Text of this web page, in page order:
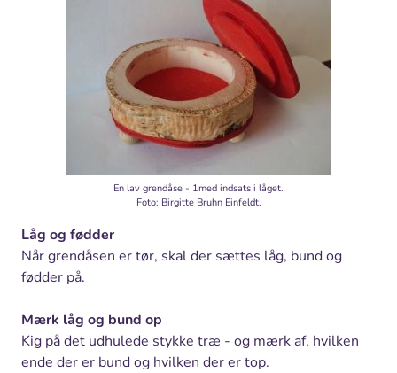
En lav grendåse - 1med indsats i låget.
Foto: Birgitte Bruhn Einfeldt.
Låg og fødder
Når grendåsen er tør, skal der sættes låg, bund og
fødder på.
Mærk låg og bund op
Kig på det udhulede stykke træ - og mærk af, hvilken
ende der er bund og hvilken der er top.